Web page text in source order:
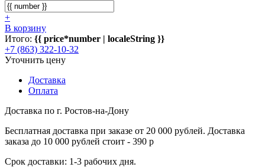
+
В корзину
Итого: {{ price*number | localeString }}
+7 (863) 322-10-32
Уточнить цену
Доставка
Оплата
Доставка по г. Ростов-на-Дону
Бесплатная доставка при заказе от 20 000 рублей. Доставка
заказа до 10 000 рублей стоит - 390 р
Срок доставки: 1-3 рабочих дня.